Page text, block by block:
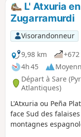
L' Atxuria
Zugarramurdi
Visorandonneur
9,98 km
4h 45
Départ à Sare
Atlantiques)
L'Atxuria ou Peña
face Sud des
montagnes